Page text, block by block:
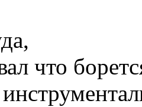
что